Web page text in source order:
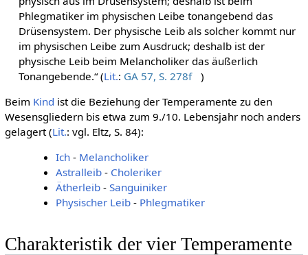
Phlegmatiker im physischen Leibe tonangebend das
Drüsensystem. Der physische Leib als solcher kommt nur
im physischen Leibe zum Ausdruck; deshalb ist der
physische Leib beim Melancholiker das äußerlich
Tonangebende.“ (Lit.: GA 57, S. 278f
)
Beim Kind ist die Beziehung der Temperamente zu den
Wesensgliedern bis etwa zum 9./10. Lebensjahr noch anders
gelagert (Lit.: vgl. Eltz, S. 84):
Ich - Melancholiker
Astralleib - Choleriker
Ätherleib -Sanguiniker
Physischer Leib - Phlegmatiker
Charakteristik der vier Temperamente